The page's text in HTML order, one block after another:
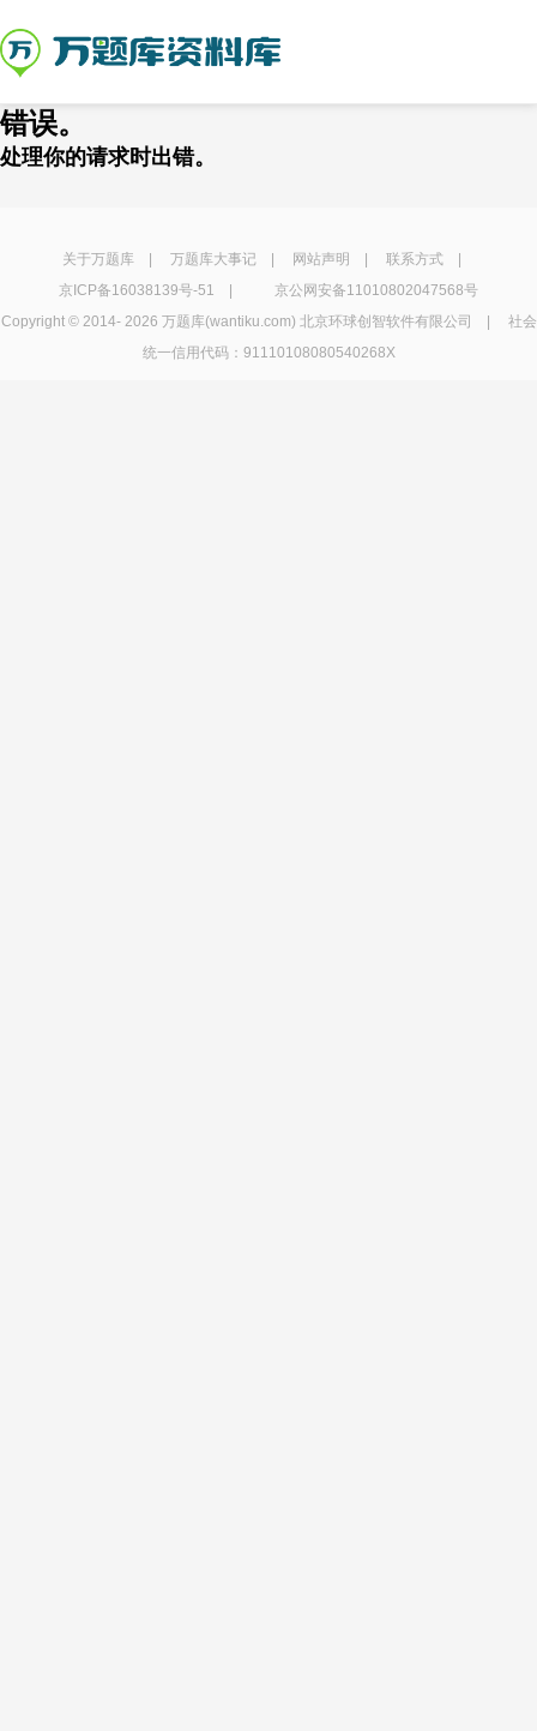
错误。
处理你的请求时出错。
关于万题库| 万题库大事记| 网站声明 联系方式|
京ICP备16038139号-51
京公网安备11010802047568号
Copyright © 2014- 2026 万题库(wantiku.com) 北京环球创智软件有限公司 | 社会
统一信用代码：91110108080540268X